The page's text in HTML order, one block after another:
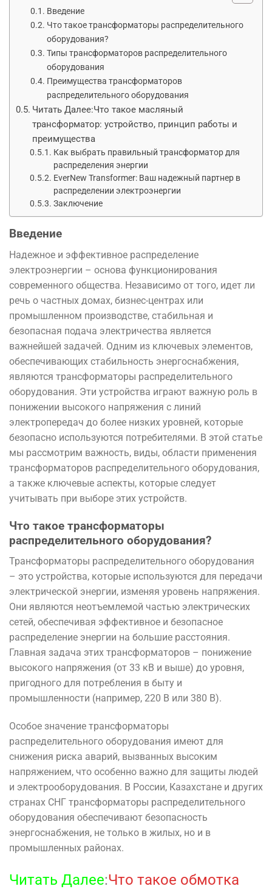
Введение
Что такое трансформаторы распределительного
оборудования?
Типы трансформаторов распределительного
оборудования
Преимущества трансформаторов
распределительного оборудования
Читать Далее:Что такое масляный
трансформатор: устройство, принцип работы и
преимущества
Как выбрать правильный трансформатор для
распределения энергии
EverNew Transformer: Ваш надежный партнер в
распределении электроэнергии
Заключение
Введение
Надежное и эффективное распределение
электроэнергии – основа функционирования
современного общества. Независимо от того, идет ли
речь о частных домах, бизнес-центрах или
промышленном производстве, стабильная и
безопасная подача электричества является
важнейшей задачей. Одним из ключевых элементов,
обеспечивающих стабильность энергоснабжения,
являются трансформаторы распределительного
оборудования. Эти устройства играют важную роль в
понижении высокого напряжения с линий
электропередач до более низких уровней, которые
безопасно используются потребителями. В этой статье
мы рассмотрим важность, виды, области применения
трансформаторов распределительного оборудования,
а также ключевые аспекты, которые следует
учитывать при выборе этих устройств.
Что такое трансформаторы
распределительного оборудования?
Трансформаторы распределительного оборудования
– это устройства, которые используются для передачи
электрической энергии, изменяя уровень напряжения.
Они являются неотъемлемой частью электрических
сетей, обеспечивая эффективное и безопасное
распределение энергии на большие расстояния.
Главная задача этих трансформаторов – понижение
высокого напряжения (от 33 кВ и выше) до уровня,
пригодного для потребления в быту и
промышленности (например, 220 В или 380 В).
Особое значение трансформаторы
распределительного оборудования имеют для
снижения риска аварий, вызванных высоким
напряжением, что особенно важно для защиты людей
и электрооборудования. В России, Казахстане и других
странах СНГ трансформаторы распределительного
оборудования обеспечивают безопасность
энергоснабжения, не только в жилых, но и в
промышленных районах.
Читать Далее:Что такое обмотка